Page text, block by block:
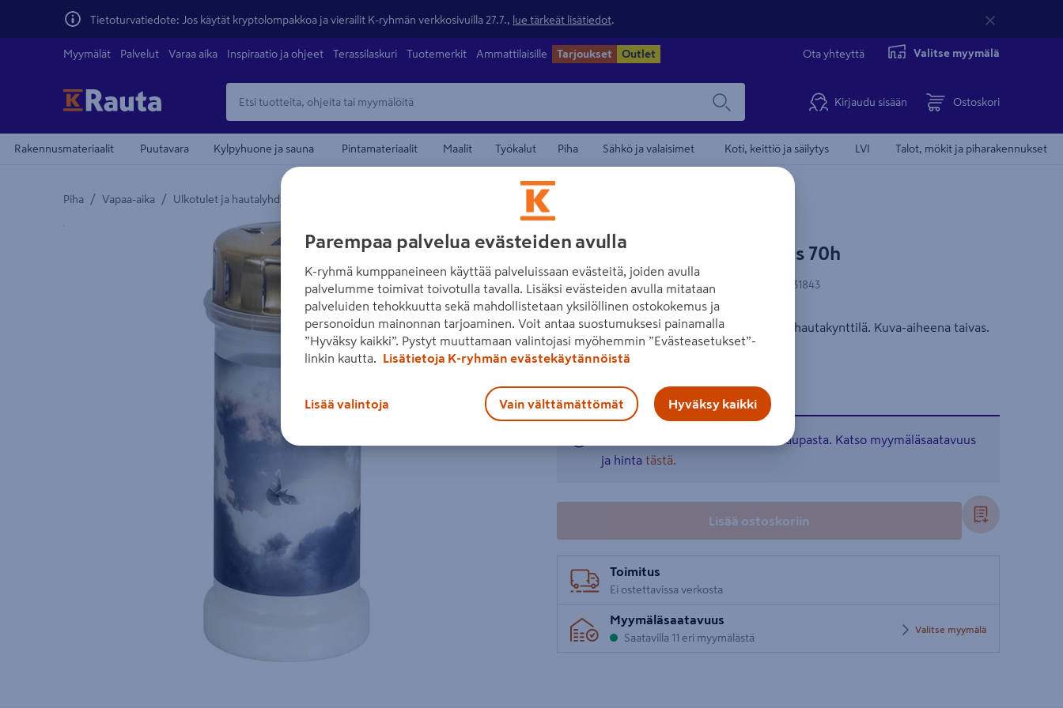
Tietoturvatiedote: Jos käytät kryptolompakkoa ja vierailit K-ryhmän verkkosivuilla 27.7., lue tärkeät lisätiedot
Myymälät Palvelut Varaa aika Inspiraatio ja ohjeet Terassilaskuri Tuotemerkit Ammattilaisille Tarjoukset Outlet Ota yhteyttä Valitse myymälä
Kirjaudu sisään Ostoskori
Rakennusmateriaalit Puutavara Kylpyhuone ja sauna Pintamateriaalit Maalit Työkalut Piha Sähkö ja valaisimet Koti, keittiö ja säilytys LVI Talot, mökit ja piharakennukset
Piha / Vapaa-aika / Ulkotulet ja hautalyhdyt
Yksityiskohtainen kuvaus löytyy Tuotteen kuvaus -maamerkistä
Hautakynttilä Bolsius taivas 70h
Tuotenumero: 501982214 EAN-koodi 8717847131843
Suomen ilmasto-olosuhteisiin suunniteltu hautakynttilä. Kuva-aiheena taivas.
Paloaika 60 tuntia. Ei sisällä palmuöljyä.
Tuote ei ole ostettavissa verkkokaupasta. Katso myymäläsaatavuus
ja hinta tästä.
Lisää ostoskoriin
Toimitus
Ei ostettavissa verkosta
Myymäläsaatavuus
Saatavilla 11 eri myymälästä
Valitse myymälä
Parempaa palvelua evästeiden avulla
K-ryhmä kumppaneineen käyttää palveluissaan evästeitä, joiden avulla
palvelumme toimivat toivotulla tavalla. Lisäksi evästeiden avulla mitataan
palveluiden tehokkuutta sekä mahdollistetaan yksilöllinen ostokokemus ja
personoidun mainonnan tarjoaminen. Voit antaa suostumuksesi painamalla
”Hyväksy kaikki”. Pystyt muuttamaan valintojasi myöhemmin ”Evästeasetukset”-
linkin kautta.
Lisätietoja K-ryhmän evästekäytännöistä
Lisää valintoja Vain välttämättömät Hyväksy kaikki